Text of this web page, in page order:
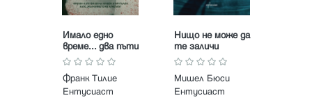
Имало едно
време... два пъти
Франк Тилие
Ентусиаст
Нищо не може да
те заличи
Мишел Бюси
Ентусиаст